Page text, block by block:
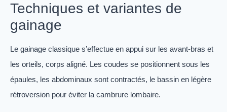
Techniques et variantes de
gainage
Le gainage classique s’effectue en appui sur les avant-bras et
les orteils, corps aligné. Les coudes se positionnent sous les
épaules, les abdominaux sont contractés, le bassin en légère
rétroversion pour éviter la cambrure lombaire.